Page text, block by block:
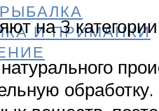
И ПРИМАНКИ
на 3
обработку.